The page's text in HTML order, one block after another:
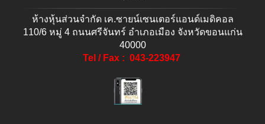
ห้างหุ้นส่วนจำกัด เค.ซายน์เซนเตอร์แอนด์เมดิคอล
110/6 หมู่ 4 ถนนศรีจันทร์ อำเภอเมือง จังหวัดขอนแก่น
40000
Tel / Fax : 043-223947